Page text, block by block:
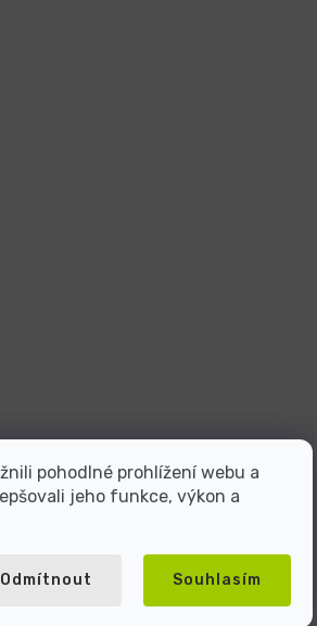
pohodlné prohlížení webu a
jeho funkce, výkon a
Odmítnout Souhlasím